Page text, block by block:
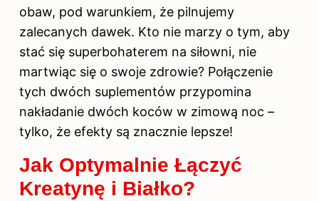
obaw, pod warunkiem, że pilnujemy
zalecanych dawek. Kto nie marzy o tym, aby
stać się superbohaterem na siłowni, nie
martwiąc się o swoje zdrowie? Połączenie
tych dwóch suplementów przypomina
nakładanie dwóch koców w zimową noc –
tylko, że efekty są znacznie lepsze!
Jak Optymalnie Łączyć
Kreatynę i Białko?